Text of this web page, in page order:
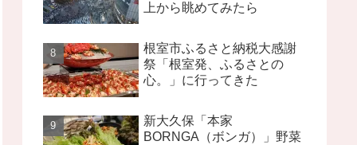
上から眺めてみたら
根室市ふるさと納税大感謝
祭「根室発、ふるさとの
心。」に行ってきた
新大久保「本家
BORNGA（ボンガ）」野菜